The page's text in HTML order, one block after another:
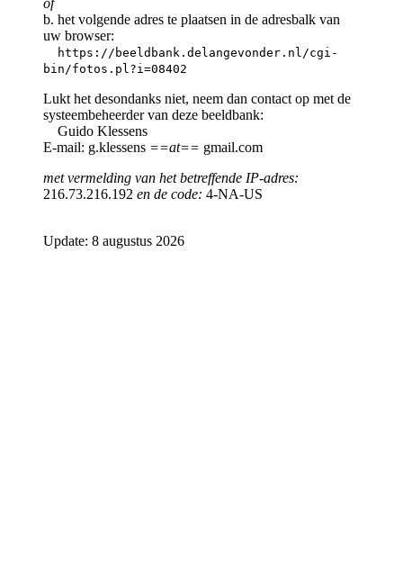
b. het volgende adres te plaatsen in de adresbalk van
uw browser:
https://beeldbank.delangevonder.nl/cgi-
bin/fotos.pl?i=08402
Lukt het desondanks niet, neem dan contact op met de
systeembeheerder van deze beeldbank:
Guido Klessens
E-mail: g.klessens ==at== gmail.com
met vermelding van het betreffende IP-adres:
216.73.216.192 en de code: 4-NA-US
Update: 8 augustus 2026